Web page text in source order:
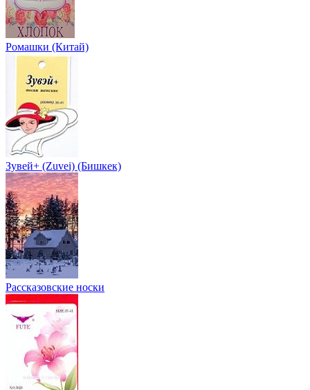
Ромашки (Китай)
Зувей+ (Zuvei) (Бишкек)
Рассказовские носки